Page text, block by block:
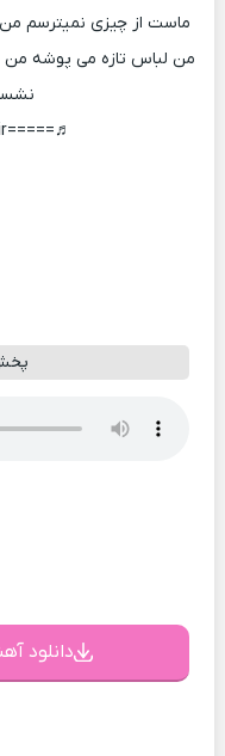
ماست از چیزی نمیترسم من
من لباس تازه می پوشه من
♬=====songestann.ir====♬
دانلود